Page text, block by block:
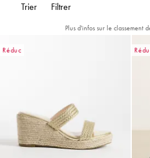
Trier Filtrer
Plus d'infos sur le classement
Réduc